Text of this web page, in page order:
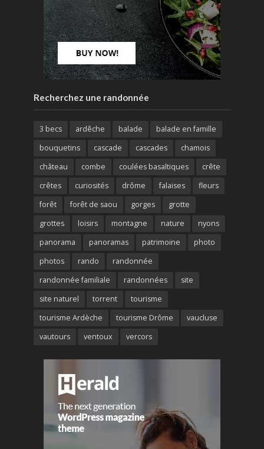
Recherchez une randonnée
3 becs ardêche balade
balade en famille
bouquetins
cascade cascades
chamois
château
combe coulées basaltiques
crête
crêtes
curiosités drôme falaises
fleurs
forêt
forêt de saou gorges
grotte
grottes
loisirs montagne nature
nyons
panorama
panoramas patrimoine
photo
photos
rando
randonnée
randonnée familiale
randonnées
site
site naturel
torrent
tourisme
tourisme Ardèche
tourisme Drôme
vaucluse
vautours
ventoux vercors